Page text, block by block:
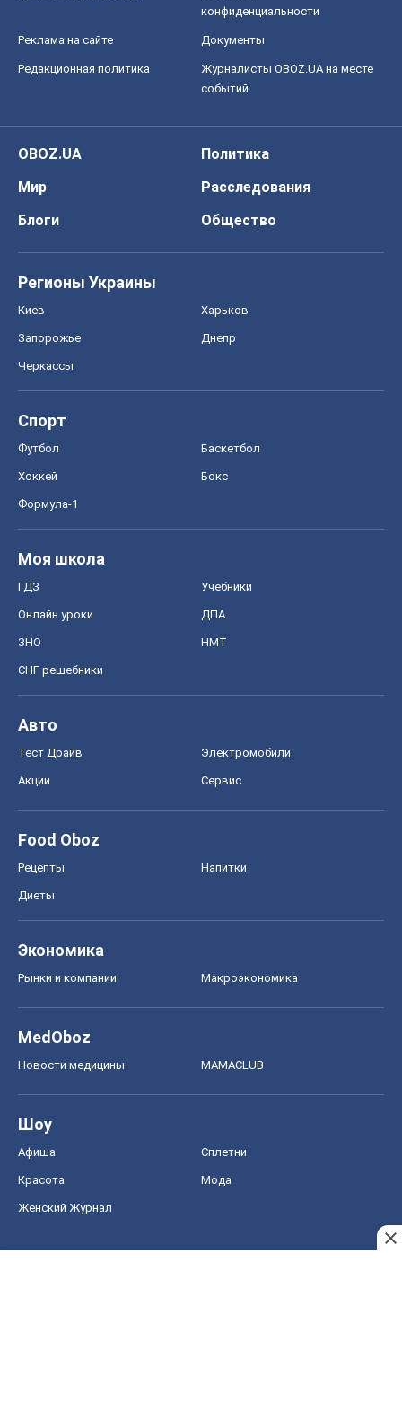
конфиденциальности
Реклама на сайте Документы
Редакционная политика
Журналисты OBOZ.UA на месте
событий
OBOZ.UA
Политика
Мир
Расследования
Блоги
Общество
Регионы Украины
Киев Харьков
Запорожье Днепр
Черкассы
Спорт
Футбол Баскетбол
Хоккей Бокс
Формула-1
Моя школа
ГДЗ Учебники
Онлайн уроки ДПА
ЗНО НМТ
СНГ решебники
Авто
Тест Драйв Электромобили
Акции Сервис
Food Oboz
Рецепты Напитки
Диеты
Экономика
Рынки и компании Mакроэкономика
MedOboz
Новости медицины MAMACLUB
Шоу
Афиша Сплетни
Красота Мода
Женский Журнал